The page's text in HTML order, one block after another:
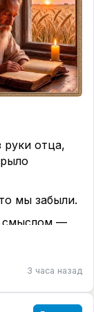
отца,
мы забыли.
смыслом —
3 часа назад